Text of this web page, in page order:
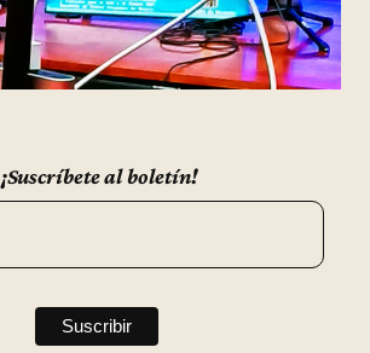
¡Suscríbete al boletín!